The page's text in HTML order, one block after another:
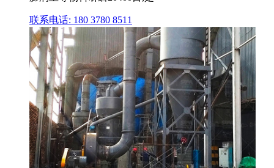
联系电话: 180 3780 8511